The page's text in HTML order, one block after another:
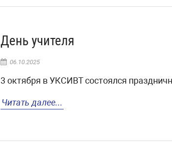
День учителя
06.10.2025
3 октября в УКСИВТ состоялся
Читать далее...